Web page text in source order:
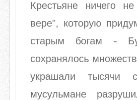
Крестьяне ничего
вере", которую
старым богам -
сохранялось
украшали тысячи
мусульмане